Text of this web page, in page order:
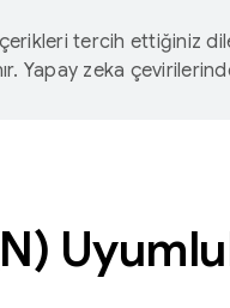
tercih ettiğiniz
Yapay zeka